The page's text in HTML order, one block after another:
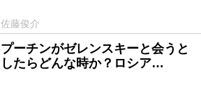
佐藤俊介
プーチンがゼレンスキーと会うと
したらどんな時か？ロシア…